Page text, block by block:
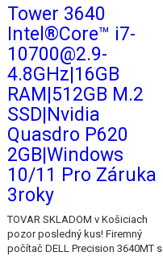
Tower 3640
Intel®Core™ i7-
10700@2.9-
4.8GHz|16GB
RAM|512GB M.2
SSD|Nvidia
Quasdro P620
2GB|Windows
10/11 Pro Záruka
3roky
TOVAR SKLADOM v Košiciach
pozor posledný kus! Firemný
počítač DELL Precision 3640MT s